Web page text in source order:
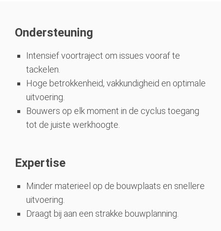
Ondersteuning
Intensief voortraject om issues vooraf te
tackelen.
Hoge betrokkenheid, vakkundigheid en optimale
uitvoering.
Bouwers op elk moment in de cyclus toegang
tot de juiste werkhoogte.
Expertise
Minder materieel op de bouwplaats en snellere
uitvoering.
Draagt bij aan een strakke bouwplanning.